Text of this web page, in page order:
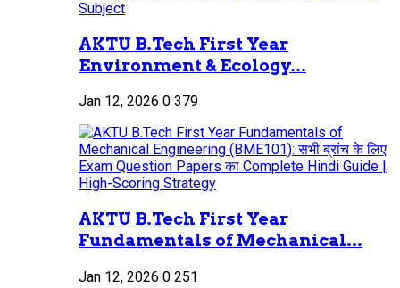
AKTU B.Tech First Year
Environment & Ecology...
Jan 12, 2026 0 379
AKTU B.Tech First Year
Fundamentals of Mechanical...
Jan 12, 2026 0 251